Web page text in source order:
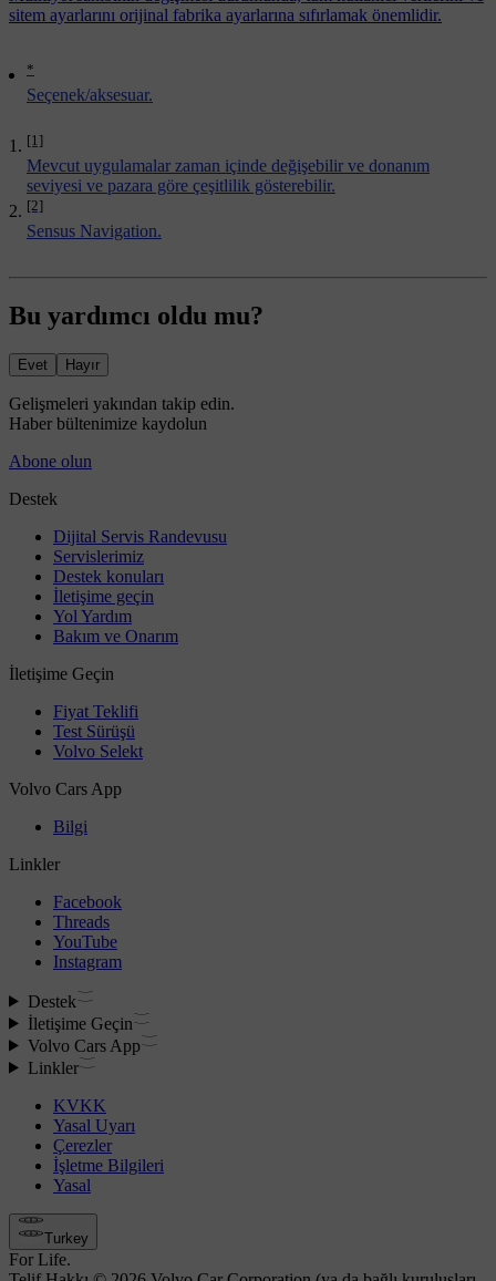
*
Seçenek/aksesuar.
[1]
Mevcut uygulamalar zaman içinde değişebilir ve donanım
seviyesi ve pazara göre çeşitlilik gösterebilir.
[2]
Sensus Navigation.
sitem ayarlarını orijinal fabrika ayarlarına sıfırlamak önemlidir.
Bu yardımcı oldu mu?
Evet Hayır